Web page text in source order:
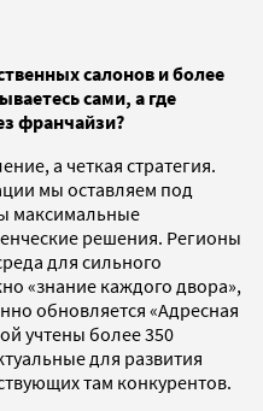
салонов и более
сами, а где
франчайзи?
а четкая стратегия.
мы оставляем под
максимальные
решения. Регионы
для сильного
«знание каждого двора»,
обновляется «Адресная
учтены более 350
для развития
там конкурентов.